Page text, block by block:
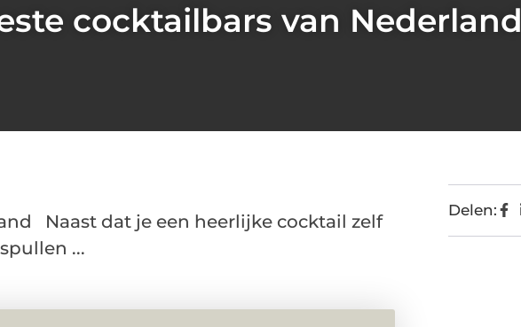
cocktailbars van Nederland
Naast dat je een heerlijke cocktail zelf
...
Delen: